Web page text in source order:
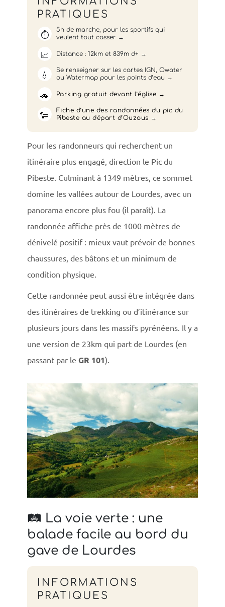
PRATIQUES
⏱️
5h de marche, pour les sportifs qui
veulent tout casser
📈 Distance : 12km et 839m d+
💧
Se renseigner sur les cartes IGN, Owater
ou Watermap pour les points d’eau
🚗 Parking gratuit devant l’église
🐑
Fiche d’une des randonnées du pic du
Pibeste au départ d’Ouzous
Pour les randonneurs qui recherchent un
itinéraire plus engagé, direction le Pic du
Pibeste. Culminant à 1349 mètres, ce sommet
domine les vallées autour de Lourdes, avec un
panorama encore plus fou (il paraît). La
randonnée affiche près de 1000 mètres de
dénivelé positif : mieux vaut prévoir de bonnes
chaussures, des bâtons et un minimum de
condition physique.
Cette randonnée peut aussi être intégrée dans
des itinéraires de trekking ou d’itinérance sur
plusieurs jours dans les massifs pyrénéens. Il y a
une version de 23km qui part de Lourdes (en
passant par le GR 101).
🛤️ La voie verte : une
balade facile au bord du
gave de Lourdes
INFORMATIONS
PRATIQUES